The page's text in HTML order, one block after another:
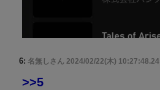
6: 名無しさん 2024/02/22(木) 10:27:48.24
>>5